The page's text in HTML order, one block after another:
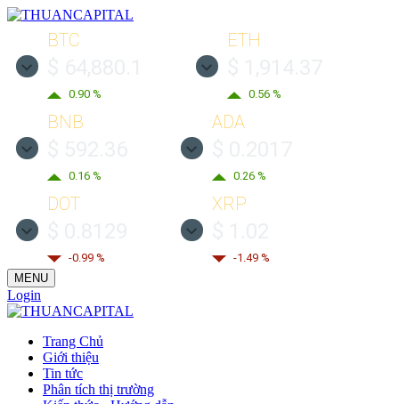
BTC
0.90 %
ETH
0.56 %
BNB
0.16 %
ADA
0.26 %
DOT
-0.99 %
XRP
-1.49 %
MENU
Login
Trang Chủ
Giới thiệu
Tin tức
Phân tích thị trường